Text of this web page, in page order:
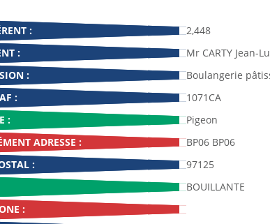
:
2,448
:
Mr CARTY Jean-
:
Boulangerie
:
1071CA
:
Pigeon
ADRESSE :
BP06 BP06
:
97125
BOUILLANTE
: